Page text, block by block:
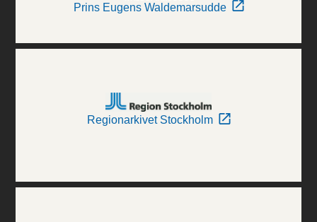
Prins Eugens Waldemarsudde
Regionarkivet Stockholm